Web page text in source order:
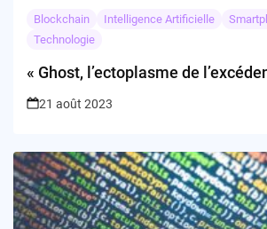
Blockchain Intelligence Artificielle
Technologie
« Ghost, l’ectoplasme de
21 août 2023